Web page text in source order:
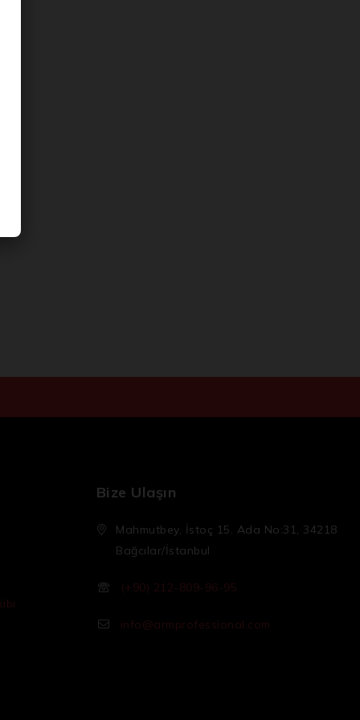
Bize Ulaşın
Mahmutbey, İstoç 15. Ada No:31, 34218
Bağcılar/İstanbul
(+90) 212-809-96-95
info@armprofessional.com